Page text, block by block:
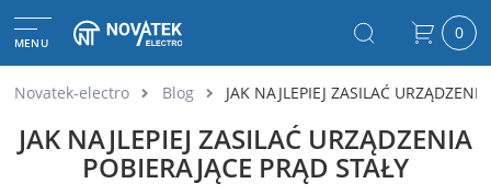
MENU 0
Novatek-electro Blog JAK NAJLEPIEJ ZASILAĆ
JAK NAJLEPIEJ ZASILAĆ URZĄDZENIA
POBIERAJĄCE PRĄD STAŁY